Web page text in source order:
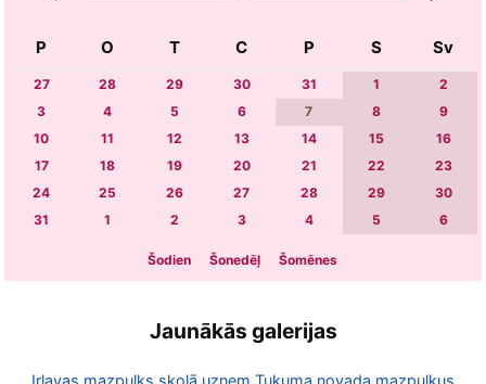
P O T C P S Sv
27 28 29 30 31 1
2
3
4 5 6 7 8
9
10
11 12 13 14 15
16
17
18 19 20 21 22
23
24
25 26 27 28 29
30
31
1 2 3 4 5 6
Šodien Šonedēļ Šomēnes
Jaunākās galerijas
Irlavas mazpulks skolā uzņem Tukuma novada mazpulkus